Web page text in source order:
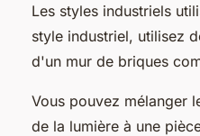
Les styles industriels
style industriel, utilisez
d'un mur de briques
Vous pouvez mélanger
de la lumière à une